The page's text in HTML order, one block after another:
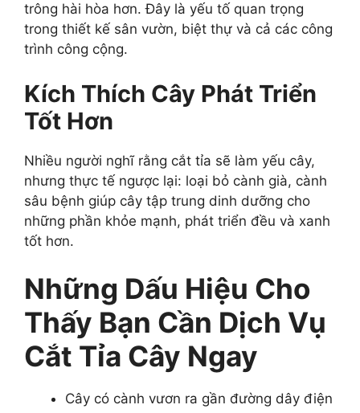
trông hài hòa hơn. Đây là yếu tố quan trọng
trong thiết kế sân vườn, biệt thự và cả các công
trình công cộng.
Kích Thích Cây Phát Triển
Tốt Hơn
Nhiều người nghĩ rằng cắt tỉa sẽ làm yếu cây,
nhưng thực tế ngược lại: loại bỏ cành già, cành
sâu bệnh giúp cây tập trung dinh dưỡng cho
những phần khỏe mạnh, phát triển đều và xanh
tốt hơn.
Những Dấu Hiệu Cho
Thấy Bạn Cần Dịch Vụ
Cắt Tỉa Cây Ngay
Cây có cành vươn ra gần đường dây điện